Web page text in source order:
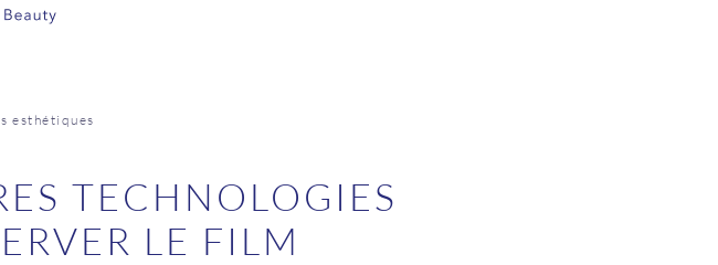
esthétiques
TECHNOLOGIES
LE FILM